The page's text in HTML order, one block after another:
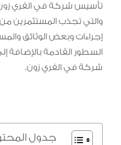
تأسيس شركة في الفري زون
والتي تجذب المستثمرين
إجراءات وبعض الوثائق
السطور القادمة بالإضافة
شركة في الفري زون.
جدول